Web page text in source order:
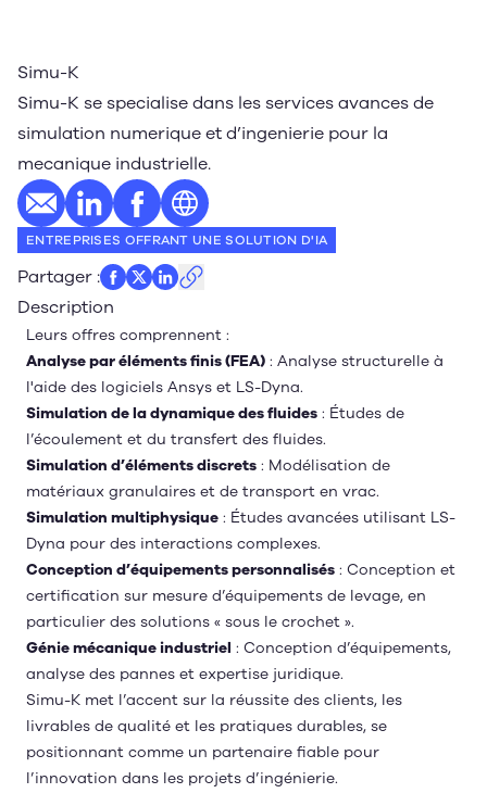
Simu-K
Simu-K se specialise dans les services avances de
simulation numerique et d’ingenierie pour la
mecanique industrielle.
E-mailProfil LinkedIn
Profil Facebook
Site web
ENTREPRISES OFFRANT UNE SOLUTION D'IA
Partager :
Description
Leurs offres comprennent :
Analyse par éléments finis (FEA) : Analyse structurelle à
l'aide des logiciels Ansys et LS-Dyna.
Simulation de la dynamique des fluides : Études de
l’écoulement et du transfert des fluides.
Simulation d’éléments discrets : Modélisation de
matériaux granulaires et de transport en vrac.
Simulation multiphysique : Études avancées utilisant LS-
Dyna pour des interactions complexes.
Conception d’équipements personnalisés : Conception et
certification sur mesure d’équipements de levage, en
particulier des solutions « sous le crochet ».
Génie mécanique industriel : Conception d’équipements,
analyse des pannes et expertise juridique.
Simu-K met l’accent sur la réussite des clients, les
livrables de qualité et les pratiques durables, se
positionnant comme un partenaire fiable pour
l’innovation dans les projets d’ingénierie.